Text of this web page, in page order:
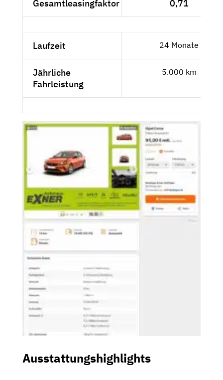
Gesamtleasingfaktor 0,71
Laufzeit 24 Monate
Jährliche
Fahrleistung
5.000 km
Ausstattungshighlights